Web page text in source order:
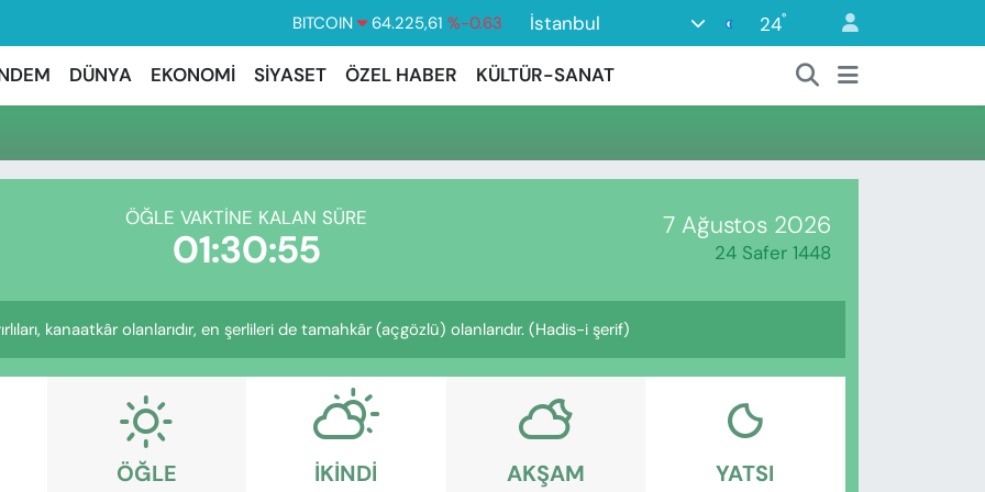
BITCOIN 64.225,61 %-0.63
DOLAR
47,7143
%0.16
EURO
55,0317 %-0.02
GRAM ALTIN
6510.40 %0.45
BİST100
İstanbul 24°
DÜNYA EKONOMİ SİYASET ÖZEL HABER KÜLTÜR-SANAT
ÖĞLE VAKTINE KALAN SÜRE
01:30:54 7 Ağustos 2026
24 Safer 1448
kanaatkâr olanlarıdır, en şerlileri de tamahkâr (açgözlü) olanlarıdır. (Hadis-i şerif)
ÖĞLE İKINDI AKŞAM YATSI